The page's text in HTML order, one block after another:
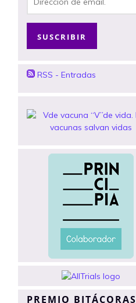
de
SUSCRIBIR
RSS - Entradas
PREMIO BITÁCORAS